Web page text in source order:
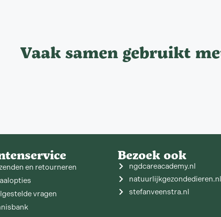
Vaak samen gebruikt
en retourneren
vragen
Bezoek ook
ngdcareacademy.nl
natuurlijkgezondedieren.nl
stefanveenstra.nl